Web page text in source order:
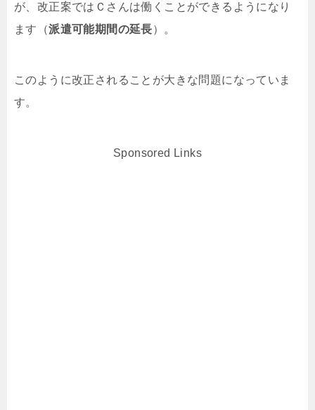
が、改正案ではＣさんは働くことができるようになり
ます（派遣可能期間の延長）。
このように改正されることが大きな問題になっていま
す。
Sponsored Links